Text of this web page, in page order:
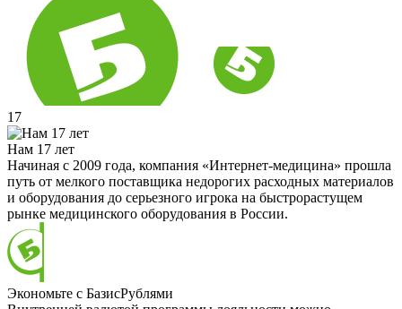
17
Нам 17 лет
Начиная с 2009 года, компания «Интернет-медицина» прошла
путь от мелкого поставщика недорогих расходных материалов
и оборудования до серьезного игрока на быстрорастущем
рынке медицинского оборудования в России.
Экономьте с БазисРублями